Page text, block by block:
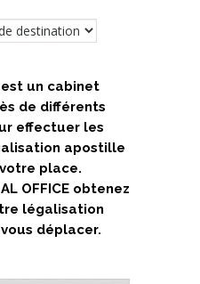
est un cabinet
de différents
effectuer les
apostille
place.
OFFICE obtenez
légalisation
déplacer.